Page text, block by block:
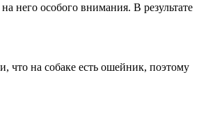
него особого внимания. В результате
что на собаке есть ошейник, поэтому